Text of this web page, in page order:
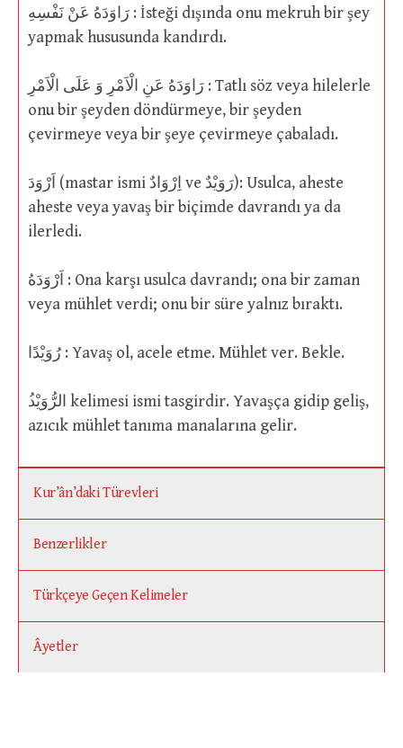
رَاوَدَهُ عَنْ نَفْسِهِ : İsteği dışında onu mekruh bir şey
yapmak hususunda kandırdı.
رَاوَدَهُ عَنِ الْاَمْرِ وَ عَلَى الْاَمْرِ : Tatlı söz veya hilelerle
onu bir şeyden döndürmeye, bir şeyden
çevirmeye veya bir şeye çevirmeye çabaladı.
اَرْوَدَ (mastar ismi اِرْوَادٌ ve رَوَيْدٌ): Usulca, aheste
aheste veya yavaş bir biçimde davrandı ya da
ilerledi.
اَرْوَدَهُ : Ona karşı usulca davrandı; ona bir zaman
veya mühlet verdi; onu bir süre yalnız bıraktı.
رُوَيْدًا : Yavaş ol, acele etme. Mühlet ver. Bekle.
azıcık mühlet tanıma manalarına gelir.
Kur’ân’daki Türevleri
Benzerlikler
Türkçeye Geçen Kelimeler
Âyetler